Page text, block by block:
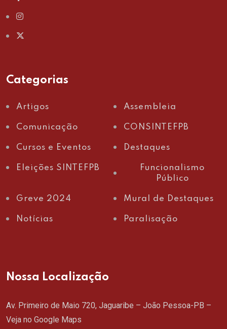
Categorias
Artigos Assembleia
Comunicação CONSINTEFPB
Cursos e Eventos Destaques
Eleições SINTEFPB
Funcionalismo
Público
Greve 2024 Mural de Destaques
Notícias Paralisação
Nossa Localização
Av. Primeiro de Maio 720, Jaguaribe – João Pessoa-PB –
Veja no Google Maps